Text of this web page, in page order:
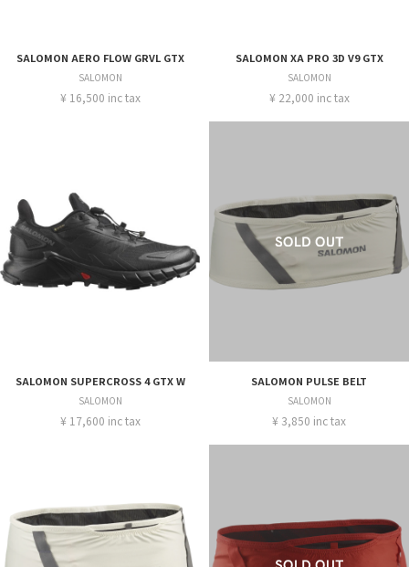
SALOMON AERO FLOW GRVL GTX
SALOMON
¥ 16,500 inc tax
SALOMON XA PRO 3D V9 GTX
SALOMON
¥ 22,000 inc tax
SALOMON SUPERCROSS 4 GTX W
SALOMON
¥ 17,600 inc tax
SALOMON PULSE BELT
SALOMON
¥ 3,850 inc tax